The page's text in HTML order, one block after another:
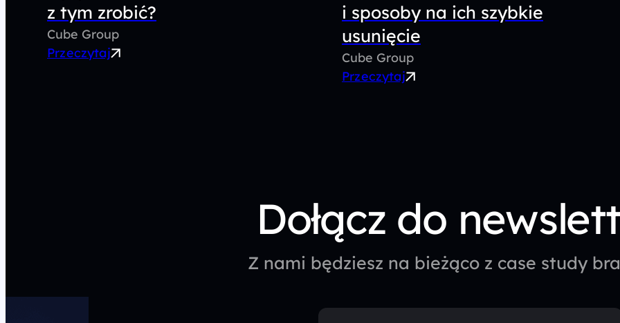
z tym zrobić?
Cube Group
Przeczytaj
i sposoby na ich szybkie
usunięcie
Cube Group
Przeczytaj
Dołącz do
Z nami będziesz na bieżąco z case study